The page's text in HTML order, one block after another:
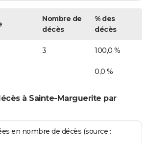
Nombre de
décès
% des
décès
3 100,0 %
0,0 %
à Sainte-Marguerite par
en nombre de décès (source :